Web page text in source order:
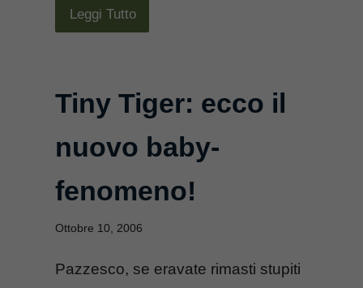
Leggi Tutto
Tiny Tiger: ecco il
nuovo baby-
fenomeno!
Ottobre 10, 2006
Pazzesco, se eravate rimasti stupiti